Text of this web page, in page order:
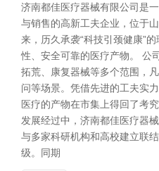
济南都佳医疗器械有限公司是
与销售的高新工夫企业，位于
来，历久承袭“科技引颈健康”
性、安全可靠的医疗产物。 公
拓荒、康复器械等多个范围，
问等场景。凭借先进的工夫实
医疗的产物在市集上得回了考
发展经过中，济南都佳医疗器
与多家科研机构和高校建立联
级。同期